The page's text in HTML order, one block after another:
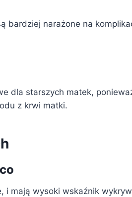
bardziej narażone na
dla starszych matek,
z krwi matki.
i mają wysoki wskaźnik